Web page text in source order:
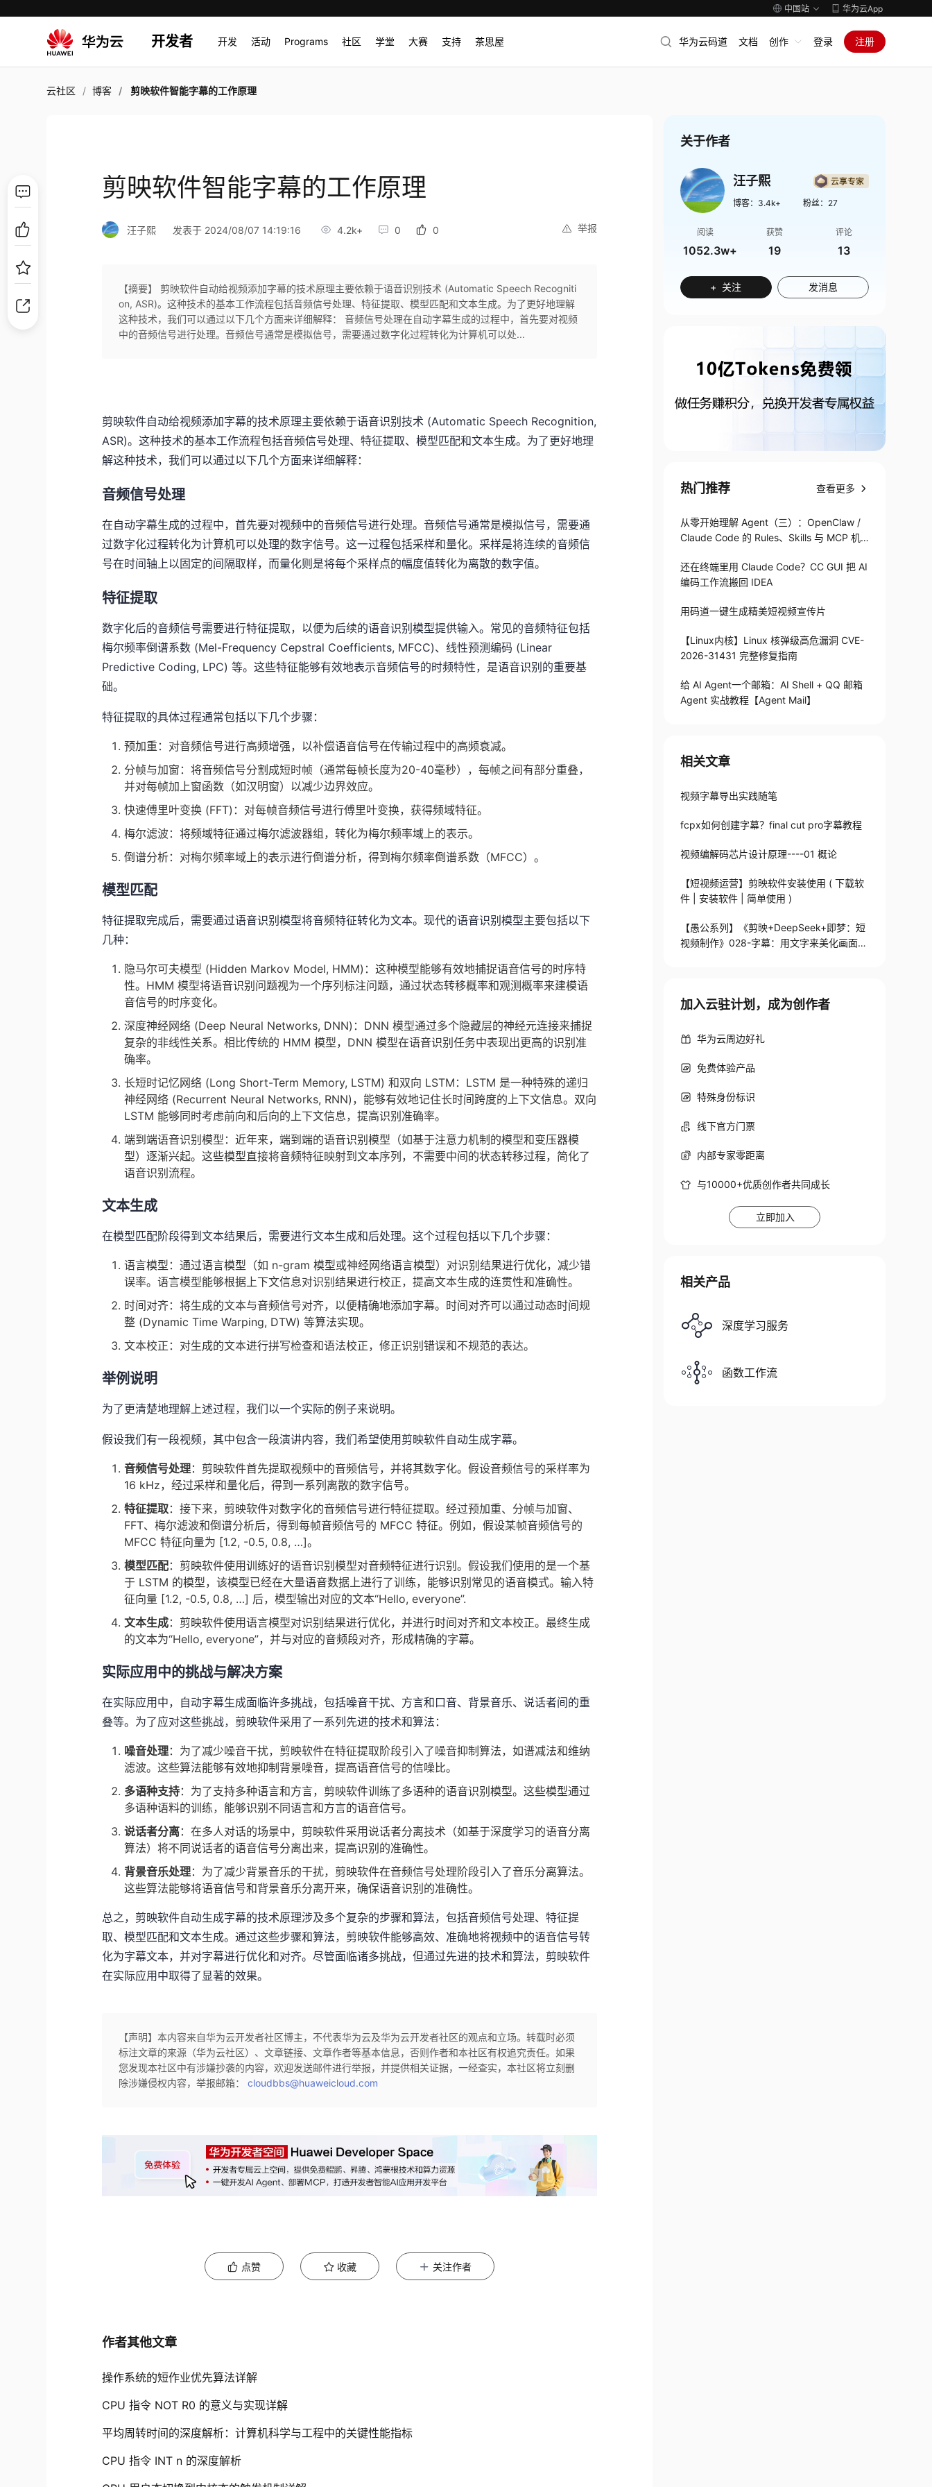
中国站 华为云App
开发者 开发 活动 Programs 社区 学堂 大赛 支持 茶思屋 华为云码道 文档 创作 登录 注册
云社区 博客 剪映软件智能字幕的工作原理
剪映软件智能字幕的工作原理
举报
汪子熙 发表于 2024/08/07 14:19:16 4.2k+ 0 0
【摘要】 剪映软件自动给视频添加字幕的技术原理主要依赖于语音识别技术 (Automatic Speech Recogniti
on, ASR)。这种技术的基本工作流程包括音频信号处理、特征提取、模型匹配和文本生成。为了更好地理解
这种技术，我们可以通过以下几个方面来详细解释： 音频信号处理在自动字幕生成的过程中，首先要对视频
中的音频信号进行处理。音频信号通常是模拟信号，需要通过数字化过程转化为计算机可以处...
剪映软件自动给视频添加字幕的技术原理主要依赖于语音识别技术 (Automatic Speech Recognition,
ASR)。这种技术的基本工作流程包括音频信号处理、特征提取、模型匹配和文本生成。为了更好地理
解这种技术，我们可以通过以下几个方面来详细解释：
音频信号处理
在自动字幕生成的过程中，首先要对视频中的音频信号进行处理。音频信号通常是模拟信号，需要通
过数字化过程转化为计算机可以处理的数字信号。这一过程包括采样和量化。采样是将连续的音频信
号在时间轴上以固定的间隔取样，而量化则是将每个采样点的幅度值转化为离散的数字值。
特征提取
数字化后的音频信号需要进行特征提取，以便为后续的语音识别模型提供输入。常见的音频特征包括
梅尔频率倒谱系数 (Mel-Frequency Cepstral Coefficients, MFCC)、线性预测编码 (Linear
Predictive Coding, LPC) 等。这些特征能够有效地表示音频信号的时频特性，是语音识别的重要基
础。
特征提取的具体过程通常包括以下几个步骤：
预加重：对音频信号进行高频增强，以补偿语音信号在传输过程中的高频衰减。
分帧与加窗：将音频信号分割成短时帧（通常每帧长度为20-40毫秒），每帧之间有部分重叠，
并对每帧加上窗函数（如汉明窗）以减少边界效应。
快速傅里叶变换 (FFT)：对每帧音频信号进行傅里叶变换，获得频域特征。
梅尔滤波：将频域特征通过梅尔滤波器组，转化为梅尔频率域上的表示。
倒谱分析：对梅尔频率域上的表示进行倒谱分析，得到梅尔频率倒谱系数（MFCC）。
模型匹配
特征提取完成后，需要通过语音识别模型将音频特征转化为文本。现代的语音识别模型主要包括以下
几种：
隐马尔可夫模型 (Hidden Markov Model, HMM)：这种模型能够有效地捕捉语音信号的时序特
性。HMM 模型将语音识别问题视为一个序列标注问题，通过状态转移概率和观测概率来建模语
音信号的时序变化。
深度神经网络 (Deep Neural Networks, DNN)：DNN 模型通过多个隐藏层的神经元连接来捕捉
复杂的非线性关系。相比传统的 HMM 模型，DNN 模型在语音识别任务中表现出更高的识别准
确率。
长短时记忆网络 (Long Short-Term Memory, LSTM) 和双向 LSTM：LSTM 是一种特殊的递归
神经网络 (Recurrent Neural Networks, RNN)，能够有效地记住长时间跨度的上下文信息。双向
LSTM 能够同时考虑前向和后向的上下文信息，提高识别准确率。
端到端语音识别模型：近年来，端到端的语音识别模型（如基于注意力机制的模型和变压器模
型）逐渐兴起。这些模型直接将音频特征映射到文本序列，不需要中间的状态转移过程，简化了
语音识别流程。
文本生成
在模型匹配阶段得到文本结果后，需要进行文本生成和后处理。这个过程包括以下几个步骤：
语言模型：通过语言模型（如 n-gram 模型或神经网络语言模型）对识别结果进行优化，减少错
误率。语言模型能够根据上下文信息对识别结果进行校正，提高文本生成的连贯性和准确性。
时间对齐：将生成的文本与音频信号对齐，以便精确地添加字幕。时间对齐可以通过动态时间规
整 (Dynamic Time Warping, DTW) 等算法实现。
文本校正：对生成的文本进行拼写检查和语法校正，修正识别错误和不规范的表达。
举例说明
为了更清楚地理解上述过程，我们以一个实际的例子来说明。
假设我们有一段视频，其中包含一段演讲内容，我们希望使用剪映软件自动生成字幕。
音频信号处理：剪映软件首先提取视频中的音频信号，并将其数字化。假设音频信号的采样率为
16 kHz，经过采样和量化后，得到一系列离散的数字信号。
特征提取：接下来，剪映软件对数字化的音频信号进行特征提取。经过预加重、分帧与加窗、
FFT、梅尔滤波和倒谱分析后，得到每帧音频信号的 MFCC 特征。例如，假设某帧音频信号的
MFCC 特征向量为 [1.2, -0.5, 0.8, …]。
模型匹配：剪映软件使用训练好的语音识别模型对音频特征进行识别。假设我们使用的是一个基
于 LSTM 的模型，该模型已经在大量语音数据上进行了训练，能够识别常见的语音模式。输入特
征向量 [1.2, -0.5, 0.8, …] 后，模型输出对应的文本“Hello, everyone”.
文本生成：剪映软件使用语言模型对识别结果进行优化，并进行时间对齐和文本校正。最终生成
的文本为“Hello, everyone”，并与对应的音频段对齐，形成精确的字幕。
实际应用中的挑战与解决方案
在实际应用中，自动字幕生成面临许多挑战，包括噪音干扰、方言和口音、背景音乐、说话者间的重
叠等。为了应对这些挑战，剪映软件采用了一系列先进的技术和算法：
噪音处理：为了减少噪音干扰，剪映软件在特征提取阶段引入了噪音抑制算法，如谱减法和维纳
滤波。这些算法能够有效地抑制背景噪音，提高语音信号的信噪比。
多语种支持：为了支持多种语言和方言，剪映软件训练了多语种的语音识别模型。这些模型通过
多语种语料的训练，能够识别不同语言和方言的语音信号。
说话者分离：在多人对话的场景中，剪映软件采用说话者分离技术（如基于深度学习的语音分离
算法）将不同说话者的语音信号分离出来，提高识别的准确性。
背景音乐处理：为了减少背景音乐的干扰，剪映软件在音频信号处理阶段引入了音乐分离算法。
这些算法能够将语音信号和背景音乐分离开来，确保语音识别的准确性。
总之，剪映软件自动生成字幕的技术原理涉及多个复杂的步骤和算法，包括音频信号处理、特征提
取、模型匹配和文本生成。通过这些步骤和算法，剪映软件能够高效、准确地将视频中的语音信号转
化为字幕文本，并对字幕进行优化和对齐。尽管面临诸多挑战，但通过先进的技术和算法，剪映软件
在实际应用中取得了显著的效果。
【声明】本内容来自华为云开发者社区博主，不代表华为云及华为云开发者社区的观点和立场。转载时必须
标注文章的来源（华为云社区）、文章链接、文章作者等基本信息，否则作者和本社区有权追究责任。如果
您发现本社区中有涉嫌抄袭的内容，欢迎发送邮件进行举报，并提供相关证据，一经查实，本社区将立刻删
除涉嫌侵权内容，举报邮箱：cloudbbs@huaweicloud.com
点赞 收藏 关注作者
作者其他文章
操作系统的短作业优先算法详解
CPU 指令 NOT R0 的意义与实现详解
平均周转时间的深度解析：计算机科学与工程中的关键性能指标
CPU 指令 INT n 的深度解析
关于作者
汪子熙
博客： 3.4k+ 粉丝： 27
阅读
1052.3w+
获赞
19
评论
13
+ 关注 发消息
热门推荐 查看更多
从零开始理解 Agent（三）：OpenClaw /
Claude Code 的 Rules、Skills 与 MCP 机
还在终端里用 Claude Code？CC GUI 把 AI
编码工作流搬回 IDEA
用码道一键生成精美短视频宣传片
【Linux内核】Linux 核弹级高危漏洞 CVE-
2026-31431 完整修复指南
给 AI Agent一个邮箱：AI Shell + QQ 邮箱
Agent 实战教程【Agent Mail】
相关文章
视频字幕导出实践随笔
fcpx如何创建字幕？final cut pro字幕教程
视频编解码芯片设计原理----01 概论
【短视频运营】剪映软件安装使用 ( 下载软
件 | 安装软件 | 简单使用 )
【愚公系列】《剪映+DeepSeek+即梦：短
视频制作》028-字幕：用文字来美化画面
加入云驻计划，成为创作者
华为云周边好礼
免费体验产品
特殊身份标识
线下官方门票
内部专家零距离
与10000+优质创作者共同成长
立即加入
相关产品
深度学习服务
函数工作流